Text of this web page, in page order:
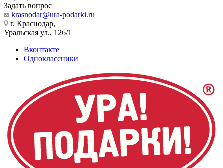
Задать вопрос
krasnodar@ura-podarki.ru
г. Краснодар,
Уральская ул., 126/1
Вконтакте
Одноклассники